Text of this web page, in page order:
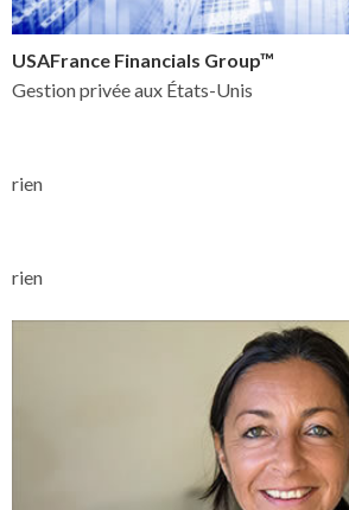
USAFrance Financials Group™
Gestion privée aux États-Unis
rien
rien